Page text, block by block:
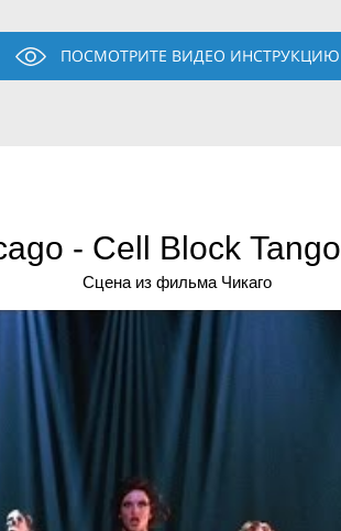
ПОСМОТРИТЕ ВИДЕО ИНСТРУКЦИЮ
- Cell Block
Сцена из фильма Чикaго